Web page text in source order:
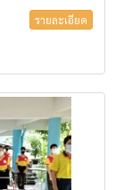
รายละเอียด